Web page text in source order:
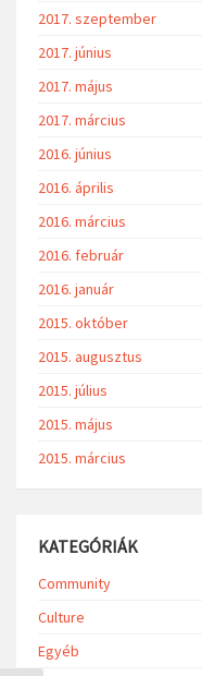
2017. szeptember
2017. június
2017. május
2017. március
2016. június
2016. április
2016. március
2016. február
2016. január
2015. október
2015. augusztus
2015. július
2015. május
2015. március
KATEGÓRIÁK
Community
Culture
Egyéb